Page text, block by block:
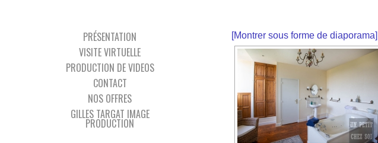
PRÉSENTATION
VISITE VIRTUELLE
PRODUCTION DE VIDEOS
CONTACT
NOS OFFRES
GILLES TARGAT IMAGE
PRODUCTION
[Montrer sous forme de diaporama]